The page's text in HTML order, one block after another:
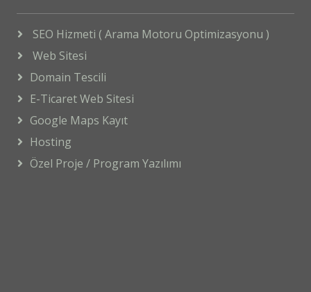
SEO Hizmeti ( Arama Motoru Optimizasyonu )
Web Sitesi
Domain Tescili
E-Ticaret Web Sitesi
Google Maps Kayıt
Hosting
Özel Proje / Program Yazılımı